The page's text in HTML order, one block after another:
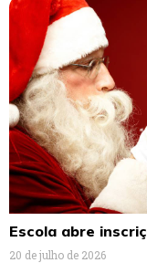
Escola abre
20 de julho de 2026